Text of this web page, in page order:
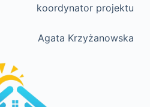
koordynator projektu
Agata Krzyżanowska